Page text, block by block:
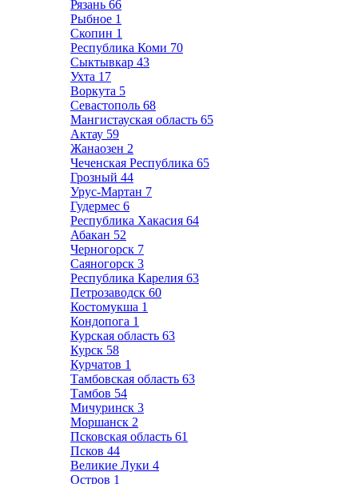
Рязань 66
Рыбное 1
Скопин 1
Республика Коми 70
Сыктывкар 43
Ухта 17
Воркута 5
Севастополь 68
Мангистауская область 65
Актау 59
Жанаозен 2
Чеченская Республика 65
Грозный 44
Урус-Мартан 7
Гудермес 6
Республика Хакасия 64
Абакан 52
Черногорск 7
Саяногорск 3
Республика Карелия 63
Петрозаводск 60
Костомукша 1
Кондопога 1
Курская область 63
Курск 58
Курчатов 1
Тамбовская область 63
Тамбов 54
Мичуринск 3
Моршанск 2
Псковская область 61
Псков 44
Великие Луки 4
Остров 1